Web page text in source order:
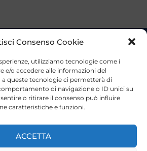
Consenso Cookie
utilizziamo tecnologie come i
e/o accedere alle informazioni del
a queste tecnologie ci permetterà di
di navigazione o ID unici su
o ritirare il consenso può influire
caratteristiche e funzioni.
ACCETTA